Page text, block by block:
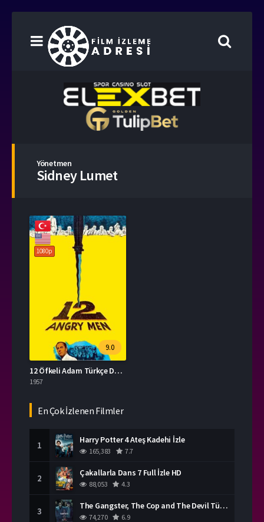
Yönetmen
Sidney Lumet
1080p
9.0
12 Öfkeli Adam Türkçe Dublaj İzle
1957
En Çok İzlenen Filmler
1 Harry Potter 4 Ateş Kadehi İzle
165,383 7.7
2 Çakallarla Dans 7 Full İzle HD
88,053 4.3
3 The Gangster, The Cop and The Devil Türkçe Dublaj İzle
74,270 6.9